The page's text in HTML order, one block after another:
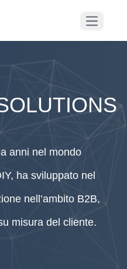
anni nel mondo
ha sviluppato nel
nell’ambito B2B,
misura del cliente.